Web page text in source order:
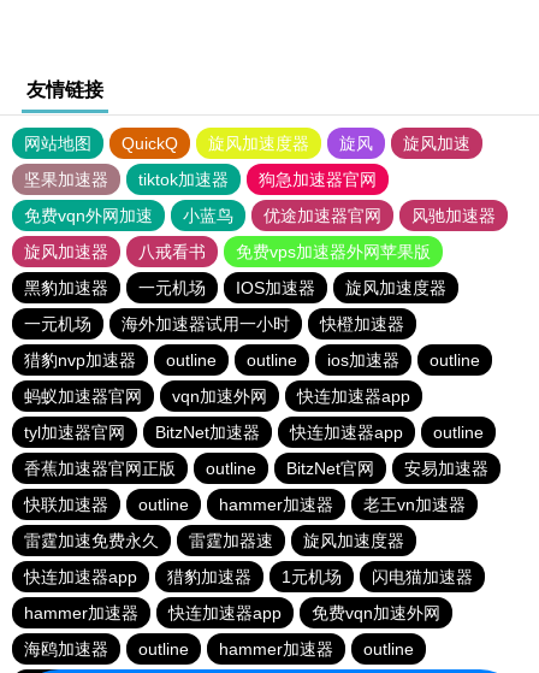
友情链接
网站地图 QuickQ 旋风加速度器 旋风
旋风加速
坚果加速器
tiktok加速器
狗急加速器官网
免费vqn外网加速
小蓝鸟 优途加速器官网
风驰加速器
旋风加速器
八戒看书
免费vps加速器外网苹果版
黑豹加速器
一元机场 IOS加速器
旋风加速度器
一元机场
海外加速器试用一小时
快橙加速器
猎豹nvp加速器
outline outline ios加速器
outline
蚂蚁加速器官网
vqn加速外网
快连加速器app
tyl加速器官网
BitzNet加速器 快连加速器app
outline
香蕉加速器官网正版
outline BitzNet官网
安易加速器
快联加速器
outline hammer加速器
老王vn加速器
雷霆加速免费永久
雷霆加器速
旋风加速度器
快连加速器app
猎豹加速器 1元机场
闪电猫加速器
hammer加速器
快连加速器app
免费vqn加速外网
海鸥加速器
outline hammer加速器 outline